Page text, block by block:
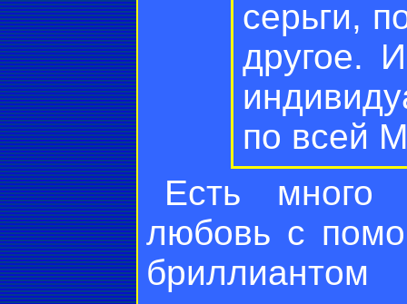
серьги,
другое.
по всей
Есть много
любовь с